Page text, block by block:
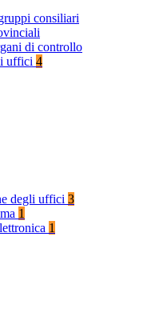
consiliari
di controllo
uffici 4
degli uffici 3
1
1